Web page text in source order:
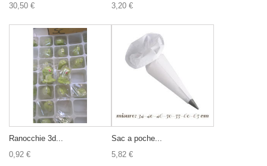
30,50 €
3,20 €
Ranocchie 3d...
0,92 €
Sac a poche...
5,82 €